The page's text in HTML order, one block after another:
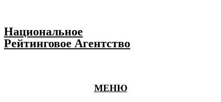
Национальное
Рейтинговое Агентство
МЕНЮ